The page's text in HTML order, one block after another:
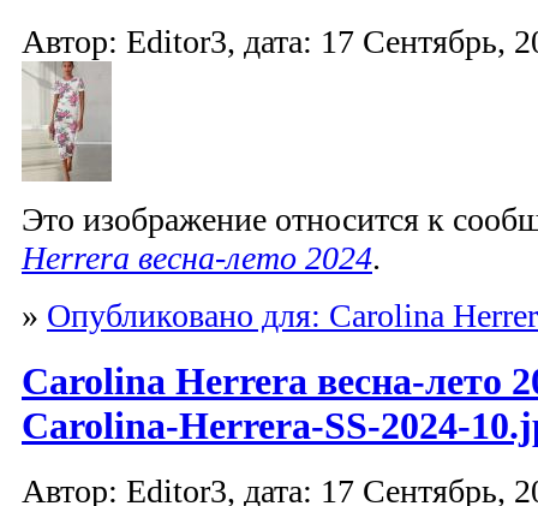
Автор: Editor3, дата: 17 Сентябрь,
Это изображение относится к
Herrera весна-лето 2024.
» Опубликовано для: Carolina
Carolina Herrera весна-лето
Carolina-Herrera-SS-2024-
Автор: Editor3, дата: 17 Сентябрь,